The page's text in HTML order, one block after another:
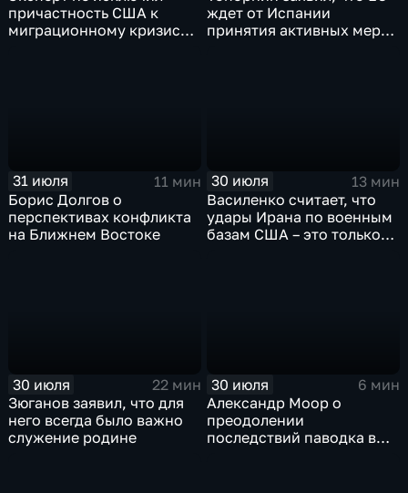
причастность США к
миграционному кризису в
ждет от Испании
принятия активных мер
31 июля
11 мин
Борис Долгов о
перспективах конфликта
на Ближнем Востоке
30 июля
13 мин
Василенко считает, что
удары Ирана по военным
базам США – это только
30 июля
22 мин
Зюганов заявил, что для
него всегда было важно
служение родине
30 июля
6 мин
Александр Моор о
преодолении
последствий паводка в